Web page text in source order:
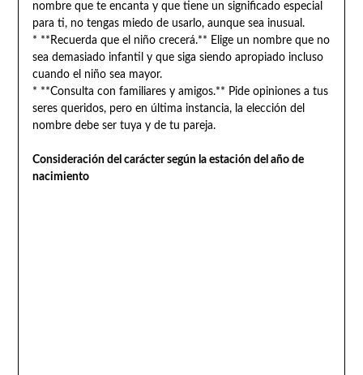
nombre que te encanta y que tiene un significado especial
para ti, no tengas miedo de usarlo, aunque sea inusual.
* **Recuerda que el niño crecerá.** Elige un nombre que no
sea demasiado infantil y que siga siendo apropiado incluso
cuando el niño sea mayor.
* **Consulta con familiares y amigos.** Pide opiniones a tus
seres queridos, pero en última instancia, la elección del
nombre debe ser tuya y de tu pareja.
Consideración del carácter según la estación del año de
nacimiento